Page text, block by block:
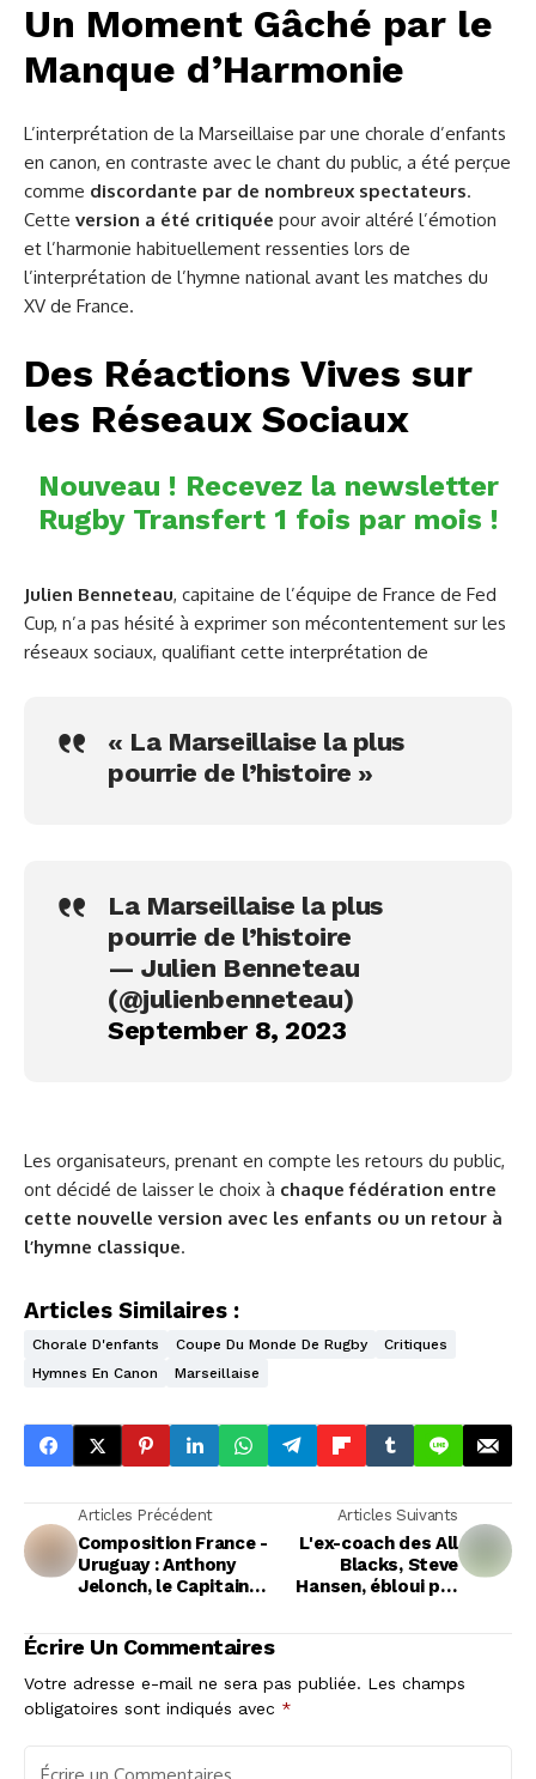
Un Moment Gâché par le
Manque d’Harmonie
L’interprétation de la Marseillaise par une chorale d’enfants
en canon, en contraste avec le chant du public, a été perçue
comme discordante par de nombreux spectateurs.
Cette version a été critiquée pour avoir altéré l’émotion
et l’harmonie habituellement ressenties lors de
l’interprétation de l’hymne national avant les matches du
XV de France.
Des Réactions Vives sur
les Réseaux Sociaux
Nouveau ! Recevez la newsletter
Rugby Transfert 1 fois par mois !
Julien Benneteau, capitaine de l’équipe de France de Fed
Cup, n’a pas hésité à exprimer son mécontentement sur les
réseaux sociaux, qualifiant cette interprétation de
« La Marseillaise la plus
pourrie de l’histoire »
La Marseillaise la plus
pourrie de l’histoire
— Julien Benneteau
(@julienbenneteau)
September 8, 2023
Les organisateurs, prenant en compte les retours du public,
ont décidé de laisser le choix à chaque fédération entre
cette nouvelle version avec les enfants ou un retour à
l’hymne classique.
Articles Similaires :
Chorale D'enfants Coupe Du Monde De Rugby
Critiques
Hymnes En Canon
Marseillaise
Articles Précédent
Composition France -
Uruguay : Anthony
Jelonch, le Capitaine
Articles Suivants
L'ex-coach des All
Blacks, Steve
Hansen, ébloui par
Écrire Un Commentaires
Votre adresse e-mail ne sera pas publiée. Les champs
obligatoires sont indiqués avec *